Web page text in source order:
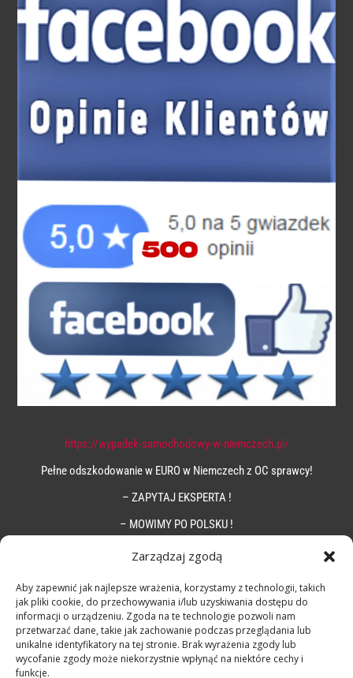
Zarządzaj zgodą
Aby zapewnić jak najlepsze wrażenia, korzystamy z technologii, takich
jak pliki cookie, do przechowywania i/lub uzyskiwania dostępu do
informacji o urządzeniu. Zgoda na te technologie pozwoli nam
przetwarzać dane, takie jak zachowanie podczas przeglądania lub
unikalne identyfikatory na tej stronie. Brak wyrażenia zgody lub
wycofanie zgody może niekorzystnie wpłynąć na niektóre cechy i
funkcje.
https://wypadek-samochodowy-w-niemczech.pl/
Pełne odszkodowanie w EURO w Niemczech z OC sprawcy!
– ZAPYTAJ EKSPERTA !
– MOWIMY PO POLSKU !